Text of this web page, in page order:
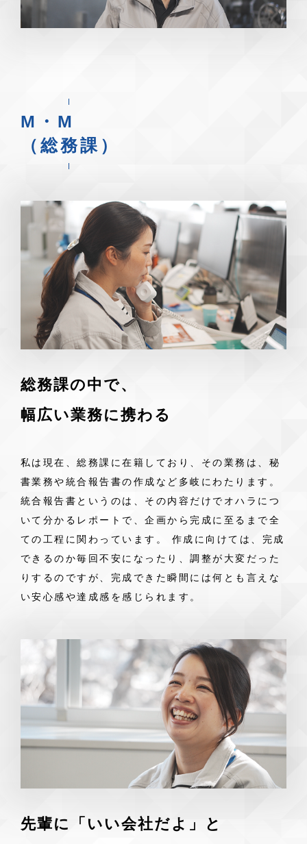
M・M
（総務課）
総務課の中で、
幅広い業務に携わる
私は現在、総務課に在籍しており、その業務は、秘
書業務や統合報告書の作成など多岐にわたります。
統合報告書というのは、その内容だけでオハラにつ
いて分かるレポートで、企画から完成に至るまで全
ての工程に関わっています。 作成に向けては、完成
できるのか毎回不安になったり、調整が大変だった
りするのですが、完成できた瞬間には何とも言えな
い安心感や達成感を感じられます。
先輩に「いい会社だよ」と